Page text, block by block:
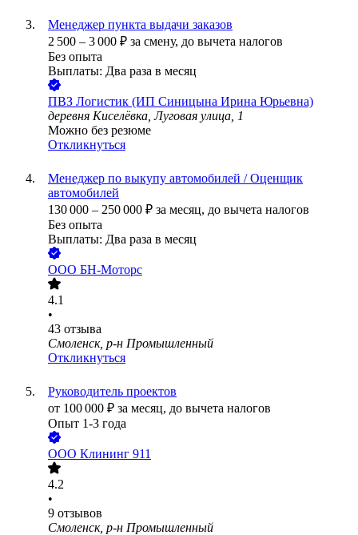
Менеджер пункта выдачи заказов
2 500 – 3 000 ₽ за смену, до вычета налогов
Без опыта
Выплаты: Два раза в месяц
ПВЗ Логистик (ИП Синицына Ирина Юрьевна)
деревня Киселёвка, Луговая улица, 1
Можно без резюме
Откликнуться
Менеджер по выкупу автомобилей / Оценщик
автомобилей
130 000 – 250 000 ₽ за месяц, до вычета налогов
Без опыта
Выплаты: Два раза в месяц
ООО БН-Моторс
4.1
•
43 отзыва
Смоленск, р-н Промышленный
Откликнуться
Руководитель проектов
от 100 000 ₽ за месяц, до вычета налогов
Опыт 1-3 года
ООО Клининг 911
4.2
•
9 отзывов
Смоленск, р-н Промышленный